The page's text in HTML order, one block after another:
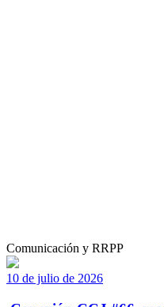
Comunicación y RRPP
10 de julio de 2026